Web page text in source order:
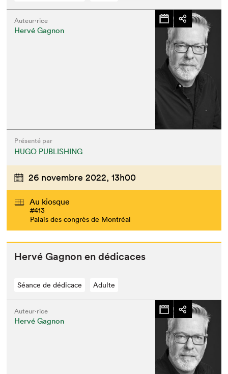
Auteur·rice
Hervé Gagnon
Présenté par
HUGO PUBLISHING
26 novembre 2022, 13h00
Au kiosque
#413
Palais des congrès de Montréal
Hervé Gagnon en dédicaces
Séance de dédicace Adulte
Auteur·rice
Hervé Gagnon